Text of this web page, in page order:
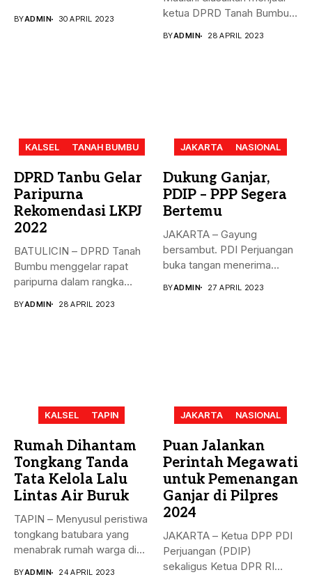
BYADMIN 30 APRIL 2023
ketua DPRD Tanah Bumbu,
BYADMIN 28 APRIL 2023
KALSEL TANAH BUMBU
DPRD Tanbu Gelar
Paripurna
Rekomendasi LKPJ
2022
BATULICIN – DPRD Tanah
Bumbu menggelar rapat
paripurna dalam rangka
BYADMIN 28 APRIL 2023
JAKARTA NASIONAL
Dukung Ganjar,
PDIP – PPP Segera
Bertemu
JAKARTA – Gayung
bersambut. PDI Perjuangan
buka tangan menerima
BYADMIN 27 APRIL 2023
KALSEL TAPIN
Rumah Dihantam
Tongkang Tanda
Tata Kelola Lalu
Lintas Air Buruk
TAPIN – Menyusul peristiwa
tongkang batubara yang
menabrak rumah warga di
BYADMIN 24 APRIL 2023
JAKARTA NASIONAL
Puan Jalankan
Perintah Megawati
untuk Pemenangan
Ganjar di Pilpres
2024
JAKARTA – Ketua DPP PDI
Perjuangan (PDIP)
sekaligus Ketua DPR RI